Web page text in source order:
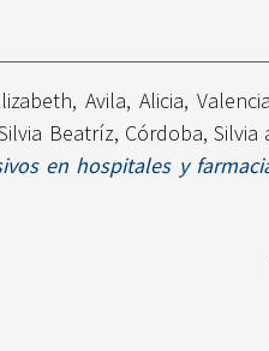
, Avila, Alicia,
Beatríz, Córdoba, Silvia
en hospitales y